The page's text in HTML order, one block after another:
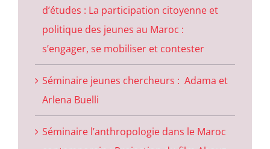
d’études : La participation citoyenne et
politique des jeunes au Maroc :
s’engager, se mobiliser et contester
Séminaire jeunes chercheurs : Adama et
Arlena Buelli
Séminaire l’anthropologie dans le Maroc